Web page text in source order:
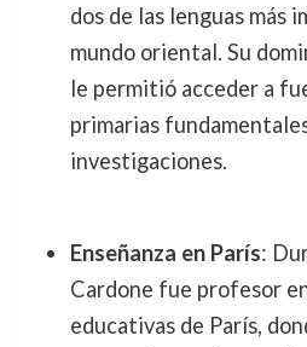
dos de las lenguas más
mundo oriental. Su
le permitió acceder a
primarias
investigaciones.
Enseñanza en París:
Cardone fue profesor
educativas de París,